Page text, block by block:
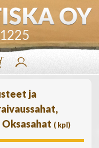
ja
Oksasahat ( kpl)